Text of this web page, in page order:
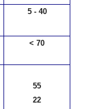
5 - 40
< 70
55
22